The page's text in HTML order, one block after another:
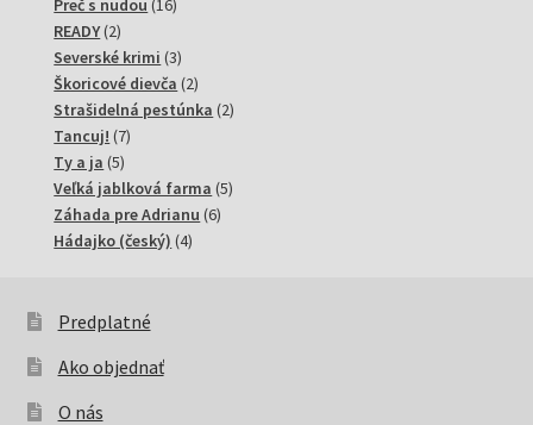
Preč s nudou 16
READY 22
produkty
Severské krimi 33
produkty
Škoricové dievča 22
produkty
Strašidelná pestúnka 22
Tancuj! 77
Ty a ja 55
produktov
Veľká jablková farma 55
Záhada pre Adrianu 66
Hádajko (český) 44
Predplatné
Ako objednať
O nás